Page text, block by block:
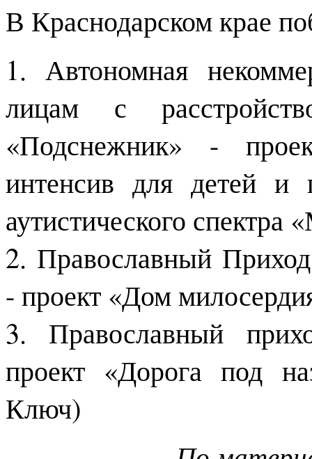
В Краснодарском крае
1. Автономная
лицам с
«Подснежник» -
интенсив для детей и
аутистического
2. Православный
- проект «Дом
3. Православный
проект «Дорога под
Ключ)